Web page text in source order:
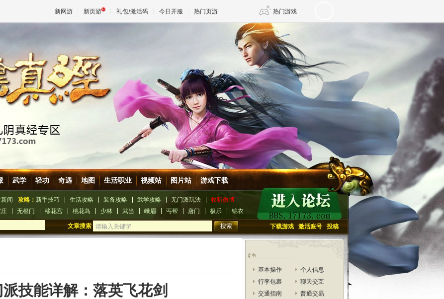
新网游 新页游 礼包/激活码 今日开服 热门页游 热门游戏
DNF 传奇4
天堂 剑网3旗舰版 新天龙八部
王权与自由 诛仙世界 新仙侠5
武学 轻功 奇遇 地图 生活职业 视频站 图片站 游戏下载
闻 攻略： 新手技巧 生活攻略 装备攻略 武学攻略 无门派玩法
收听微博
无根门 移花宫 桃花岛 少林 武当 峨眉 丐帮 唐门 极乐 锦衣
文章搜索 下载游戏 激活账号 投稿
技能详解：落英飞花剑
基本操作
个人信息
行李包裹
聊天交互
交通指南
普通交易